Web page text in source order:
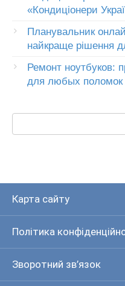
«Кондиціонери
Планувальник
найкраще рішення
Ремонт ноутбуков:
для любых поломок
Карта сайту
Політика
Зворотний зв’язок